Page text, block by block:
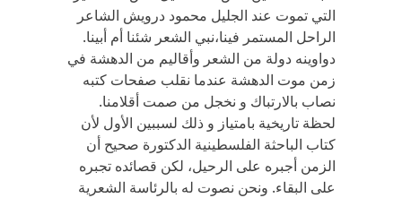
التي تموت عند الجليل محمود درويش الشاعر
الراحل المستمر فينا،نبي الشعر شئنا أم أبينا.
دواوينه دولة من الشعر وأقاليم من الدهشة في
زمن موت الدهشة عندما نقلب صفحات كتبه
نصاب بالارتباك و نخجل من صمت أقلامنا.
لحظة تاريخية بامتياز و ذلك لسببين الأول لأن
كتاب الباحثة الفلسطينية الدكتورة صحيح أن
الزمن أجبره على الرحيل، لكن قصائده تجبره
على البقاء. ونحن نصوت له بالرئاسة الشعرية